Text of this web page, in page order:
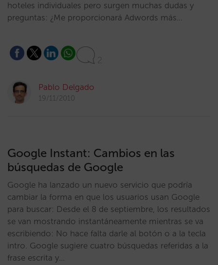
hoteles individuales pero surgen muchas dudas y
preguntas: ¿Me proporcionará Adwords más…
2
Pablo Delgado
19/11/2010
Google Instant: Cambios en las
búsquedas de Google
Google ha lanzado un nuevo servicio que podría
cambiar la forma en que los usuarios usan Google
para buscar: Desde el 8 de septiembre, los resultados
se van mostrando instantáneamente mientras se va
escribiendo: No hace falta darle al botón o a la tecla
intro. Google sugiere cuatro búsquedas referidas a la
frase escrita y…